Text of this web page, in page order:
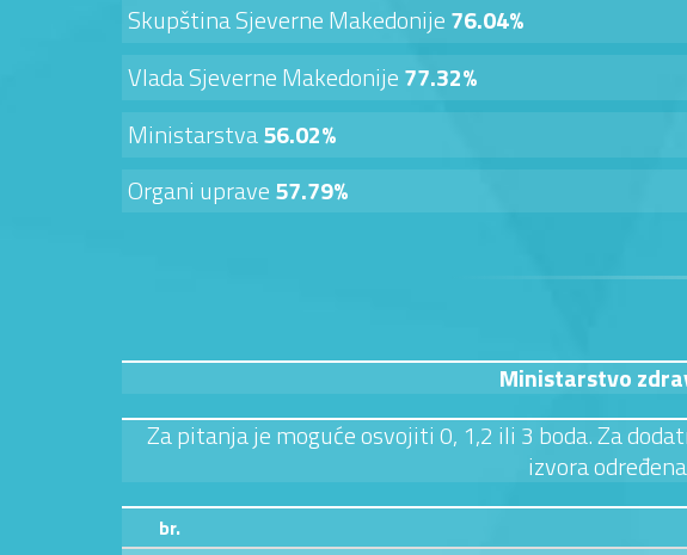
Skupština Sjeverne Makedonije76.04%
Vlada Sjeverne Makedonije77.32%
Ministarstva56.02%
Organi uprave57.79%
Ministarstvo
Za pitanja je moguće osvojiti 0, 1,2 ili 3 boda. Za
izvora
br.